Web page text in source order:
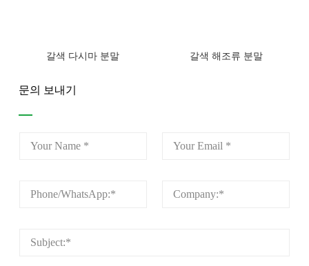
갈색 다시마 분말 갈색 해조류 분말
문의 보내기